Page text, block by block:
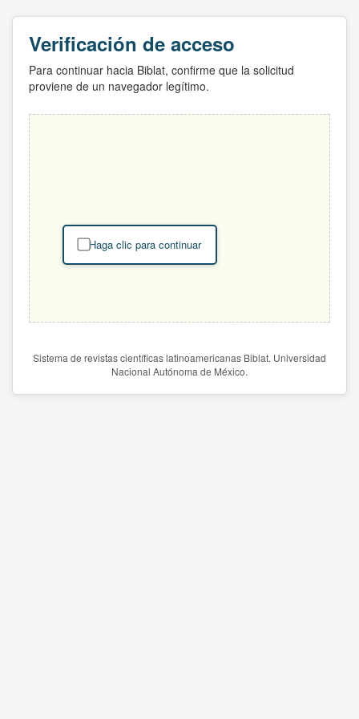
Verificación de acceso
Para continuar hacia Biblat, confirme que la solicitud
proviene de un navegador legítimo.
Haga clic para continuar
Sistema de revistas científicas latinoamericanas Biblat. Universidad
Nacional Autónoma de México.